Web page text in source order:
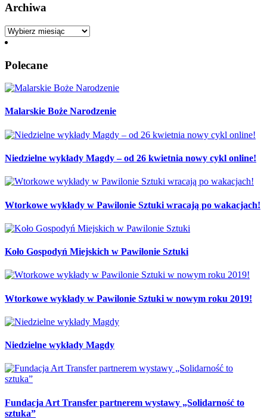
Archiwa
Archiwa
Polecane
Malarskie Boże Narodzenie
Niedzielne wykłady Magdy – od 26 kwietnia nowy cykl online!
Wtorkowe wykłady w Pawilonie Sztuki wracają po wakacjach!
Koło Gospodyń Miejskich w Pawilonie Sztuki
Wtorkowe wykłady w Pawilonie Sztuki w nowym roku 2019!
Niedzielne wykłady Magdy
Fundacja Art Transfer partnerem wystawy „Solidarność to
sztuka”